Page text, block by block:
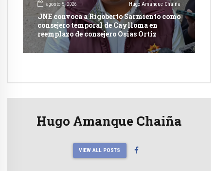
agosto 5, 2026 Hugo Amanque Chaiña
JNE convoca a Rigoberto Sarmiento como
consejero temporal de Caylloma en
reemplazo de consejero Osias Ortiz
Hugo Amanque Chaiña
VIEW ALL POSTS